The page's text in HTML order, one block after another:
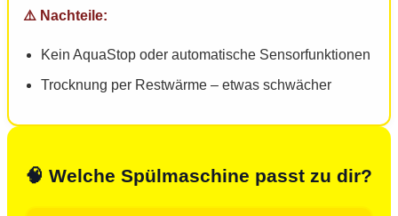
Kein AquaStop oder automatische Sensorfunktionen
Trocknung per Restwärme – etwas schwächer
🧠 Welche Spülmaschine passt zu dir?